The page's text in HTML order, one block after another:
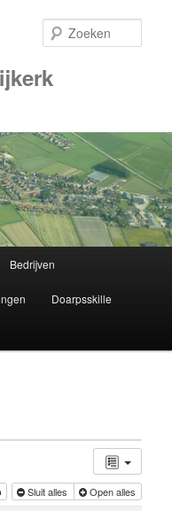
Bedrijven
Doarpsskille
Sluit alles Open alles